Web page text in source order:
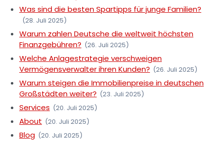
Was sind die besten Spartipps für junge Familien?
(28. Juli 2025)
Warum zahlen Deutsche die weltweit höchsten
Finanzgebühren? (26. Juli 2025)
Welche Anlagestrategie verschweigen
Vermögensverwalter ihren Kunden? (26. Juli 2025)
Warum steigen die Immobilienpreise in deutschen
Großstädten weiter? (23. Juli 2025)
Services (20. Juli 2025)
About (20. Juli 2025)
Blog (20. Juli 2025)